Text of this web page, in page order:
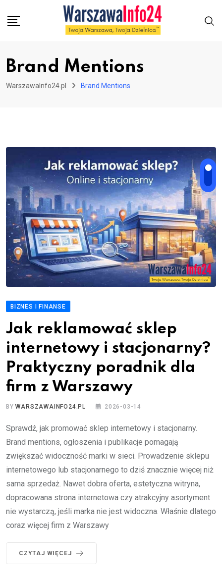
Brand Mentions
WarszawaInfo24.pl Brand Mentions
BIZNES I FINANSE
Jak reklamować sklep
internetowy i stacjonarny?
Praktyczny poradnik dla
firm z Warszawy
BYWARSZAWAINFO24.PL 2026-03-14
Sprawdź, jak promować sklep internetowy i stacjonarny.
Brand mentions, ogłoszenia i publikacje pomagają
zwiększać widoczność marki w sieci. Prowadzenie sklepu
internetowego lub stacjonarnego to dziś znacznie więcej niż
sama sprzedaż. Nawet dobra oferta, estetyczna witryna,
dopracowana strona internetowa czy atrakcyjny asortyment
nie wystarczą, jeśli marka nie jest widoczna. Właśnie dlatego
coraz więcej firm z Warszawy
CZYTAJ WIĘCEJ